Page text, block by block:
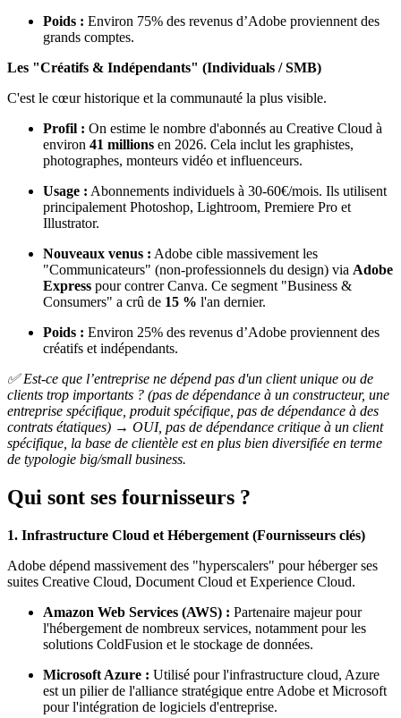
Poids : Environ 75% des revenus d’Adobe proviennent des
grands comptes.
Les "Créatifs & Indépendants" (Individuals / SMB)
C'est le cœur historique et la communauté la plus visible.
Profil : On estime le nombre d'abonnés au Creative Cloud à
environ 41 millions en 2026. Cela inclut les graphistes,
photographes, monteurs vidéo et influenceurs.
Usage : Abonnements individuels à 30-60€/mois. Ils utilisent
principalement Photoshop, Lightroom, Premiere Pro et
Illustrator.
Nouveaux venus : Adobe cible massivement les
"Communicateurs" (non-professionnels du design) via Adobe
Express pour contrer Canva. Ce segment "Business &
Consumers" a crû de 15 % l'an dernier.
Poids : Environ 25% des revenus d’Adobe proviennent des
créatifs et indépendants.
✅ Est-ce que l’entreprise ne dépend pas d'un client unique ou de
clients trop importants ? (pas de dépendance à un constructeur, une
entreprise spécifique, produit spécifique, pas de dépendance à des
contrats étatiques) → OUI, pas de dépendance critique à un client
spécifique, la base de clientèle est en plus bien diversifiée en terme
de typologie big/small business.
Qui sont ses fournisseurs ?
1. Infrastructure Cloud et Hébergement (Fournisseurs clés)
Adobe dépend massivement des "hyperscalers" pour héberger ses
suites Creative Cloud, Document Cloud et Experience Cloud.
Amazon Web Services (AWS) : Partenaire majeur pour
l'hébergement de nombreux services, notamment pour les
solutions ColdFusion et le stockage de données.
Microsoft Azure : Utilisé pour l'infrastructure cloud, Azure
est un pilier de l'alliance stratégique entre Adobe et Microsoft
pour l'intégration de logiciels d'entreprise.